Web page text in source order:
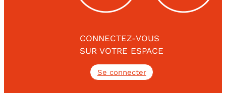
CONNECTEZ-VOUS
SUR VOTRE ESPACE
Se connecter